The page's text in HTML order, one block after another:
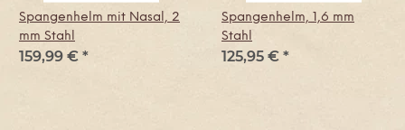
Spangenhelm mit Nasal, 2
mm Stahl
159,99 € *
Spangenhelm, 1,6 mm
Stahl
125,95 € *